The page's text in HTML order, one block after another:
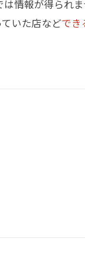
は情報が得られ
いた店などでき